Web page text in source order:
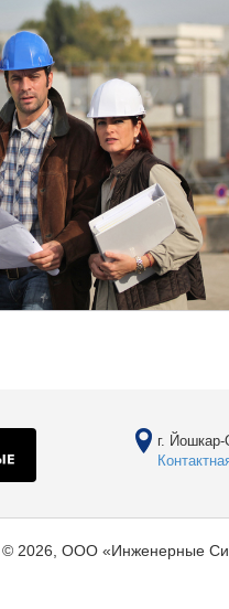
г.
© 2026, ООО «Инженерные